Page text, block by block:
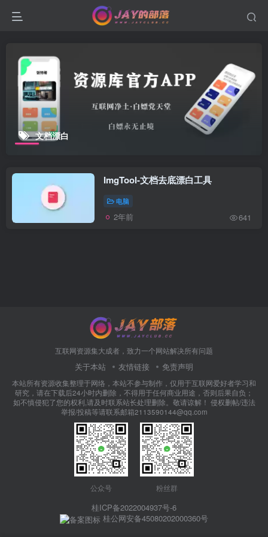
文档漂白
ImgTool-文档去底漂白工具
电脑
2年前 641
互联网资源集大成者，致力一个网站解决所有问题
关于本站 友情链接 免责声明
本站所有资源收集整理于网络，本站不参与制作，仅用于互联网爱好者学习和
研究，请在下载后24小时内删除，不得用于任何商业用途，否则后果自负；
如不慎侵犯了您的权利,请及时联系站长处理删除。敬请谅解！ 侵权删帖/违法
举报/投稿等请联系邮箱2113590144@qq.com
公众号 粉丝群
桂ICP备2022004937号-6
桂公网安备45080202000360号